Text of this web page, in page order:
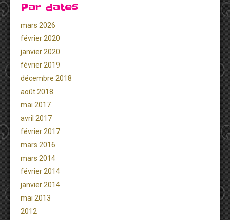
Par dates
mars 2026
février 2020
janvier 2020
février 2019
décembre 2018
août 2018
mai 2017
avril 2017
février 2017
mars 2016
mars 2014
février 2014
janvier 2014
mai 2013
2012